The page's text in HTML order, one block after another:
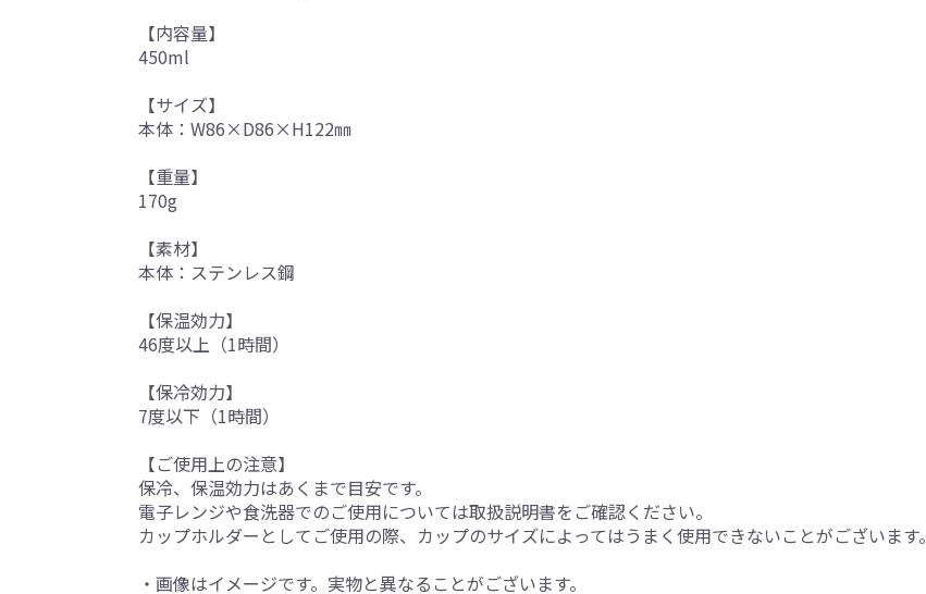
【内容量】
450ml
【サイズ】
本体：W86×D86×H122㎜
【重量】
170g
【素材】
本体：ステンレス鋼
【保温効力】
46度以上（1時間）
【保冷効力】
7度以下（1時間）
【ご使用上の注意】
保冷、保温効力はあくまで目安です。
電子レンジや食洗器でのご使用については取扱説明書をご確認ください。
カップホルダーとしてご使用の際、カップのサイズによってはうまく使用できないことがございます。
・画像はイメージです。実物と異なることがございます。